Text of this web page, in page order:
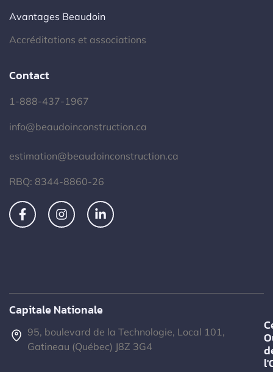
Avantages Beaudoin
Accréditations et associations
Contact
1-888-437-1967
info@beaudoinconstruction.ca
estimation@beaudoinconstruction.ca
RBQ: 8344-8860-26
Capitale Nationale
95, boulevard de la Technologie, Local 101,
Gatineau (Québec) J8Z 3G4